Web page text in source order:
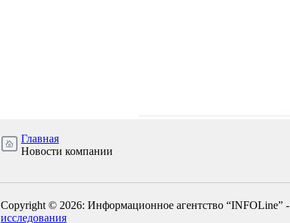
Главная
Новости компании
Copyright © 2026: Информационное агентство “INFOLine” -
исследования